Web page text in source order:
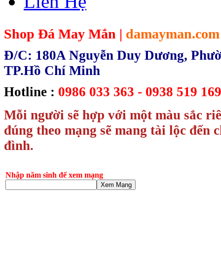
Shop Đá May Mắn | damayman.com
Đ/C: 180A Nguyễn Duy Dương,
TP.Hồ Chí Minh
Hotline : 0986 033 363 - 0938 519
Mỗi người sẽ hợp với một màu sắc
đúng theo mạng sẽ mang tài lộc đến
đình.
Nhập năm sinh để xem mạng
Xem Mạng